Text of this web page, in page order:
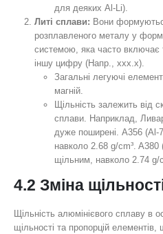
для деяких Al-Li).
Литі сплави: Вони
розплавленого металу у
системою, яка часто включає
іншу цифру (Напр., xxx.x).
Загальні легуючі
магній.
Щільність залежить від
сплави. Наприклад,
дуже поширені. A356 (Al-
навколо 2.68 g/cm³.
щільним, навколо 2.74 g/
4.2 Зміна
Щільність алюмінієвого сплаву в
щільності та пропорцій